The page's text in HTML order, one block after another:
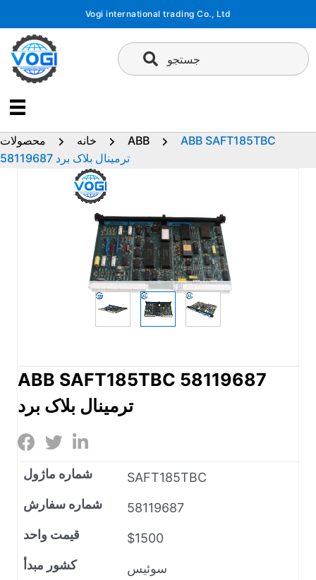
محتوا
Vogi international trading Co., Ltd
جستجو
خانه محصولات ABB
ABB SAFT185TBC
58119687 ترمینال بلاک برد
ABB SAFT185TBC 58119687
ترمینال بلاک برد
شماره ماژول
SAFT185TBC
شماره سفارش
58119687
قیمت واحد
$1500
کشور مبدأ
سوئیس